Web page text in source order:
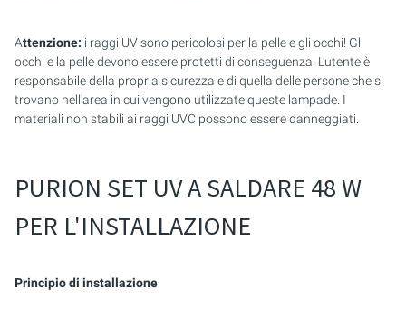
Attenzione: i raggi UV sono pericolosi per la pelle e gli occhi! Gli
occhi e la pelle devono essere protetti di conseguenza. L'utente è
responsabile della propria sicurezza e di quella delle persone che si
trovano nell'area in cui vengono utilizzate queste lampade. I
materiali non stabili ai raggi UVC possono essere danneggiati.
PURION SET UV A SALDARE 48 W
PER L'INSTALLAZIONE
Principio di installazione